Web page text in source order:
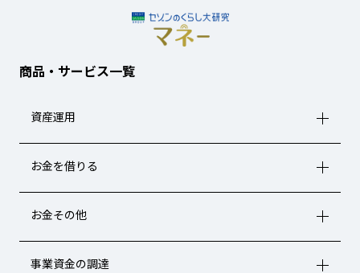
商品・サービス一覧
資産運用
お金を借りる
お金その他
事業資金の調達